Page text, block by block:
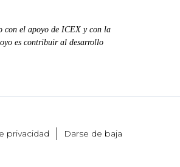
con el apoyo de ICEX y con la
es contribuir al desarrollo
privacidad Darse de baja